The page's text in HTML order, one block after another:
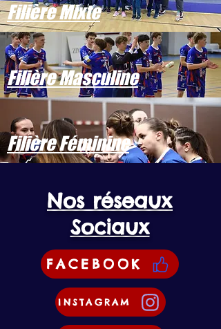
Filière Mixte
Filière Masculine
Filière Féminine
Nos réseaux
Sociaux
FACEBOOK
INSTAGRAM